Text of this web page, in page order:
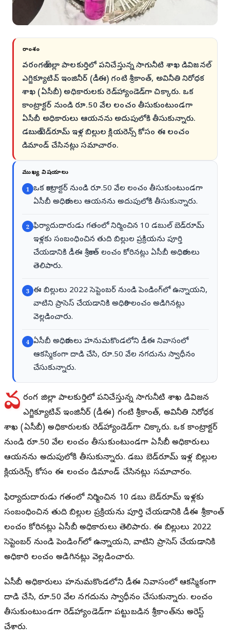
సారాంశం
వరంగల్ జిల్లా పాలకుర్తిలో పనిచేస్తున్న సాగునీటి శాఖ డివిజనల్
ఎగ్జిక్యూటివ్ ఇంజినీర్ (డీఈ) గంటి శ్రీకాంత్, అవినీతి నిరోధక
శాఖ (ఏసీబీ) అధికారులకు రెడ్‌హ్యాండెడ్‌గా చిక్కారు. ఒక
కాంట్రాక్టర్ నుండి రూ.50 వేల లంచం తీసుకుంటుండగా
ఏసీబీ అధికారులు ఆయనను అదుపులోకి తీసుకున్నారు.
డబుల్ బెడ్‌రూమ్ ఇళ్ల బిల్లుల క్లియరెన్స్ కోసం ఈ లంచం
డిమాండ్ చేసినట్లు సమాచారం.
ముఖ్య విషయాలు
1 ఒక కాంట్రాక్టర్ నుండి రూ.50 వేల లంచం తీసుకుంటుండగా
ఏసీబీ అధికారులు ఆయనను అదుపులోకి తీసుకున్నారు.
2 ఫిర్యాదుదారుడు గతంలో నిర్మించిన 10 డబుల్ బెడ్‌రూమ్
ఇళ్లకు సంబంధించిన తుది బిల్లుల ప్రక్రియను పూర్తి
చేయడానికి డీఈ శ్రీకాంత్ లంచం కోరినట్లు ఏసీబీ అధికారులు
తెలిపారు.
3 ఈ బిల్లులు 2022 సెప్టెంబర్ నుండి పెండింగ్‌లో ఉన్నాయని,
వాటిని ప్రాసెస్ చేయడానికి అధికారి లంచం అడిగినట్లు
వెల్లడించారు.
4 ఏసీబీ అధికారులు హనుమకొండలోని డీఈ నివాసంలో
ఆకస్మికంగా దాడి చేసి, రూ.50 వేల నగదును స్వాధీనం
చేసుకున్నారు.
వ రంగల్ జిల్లా పాలకుర్తిలో పనిచేస్తున్న సాగునీటి శాఖ డివిజనల్
ఎగ్జిక్యూటివ్ ఇంజినీర్ (డీఈ) గంటి శ్రీకాంత్, అవినీతి నిరోధక
శాఖ (ఏసీబీ) అధికారులకు రెడ్‌హ్యాండెడ్‌గా చిక్కారు. ఒక కాంట్రాక్టర్
నుండి రూ.50 వేల లంచం తీసుకుంటుండగా ఏసీబీ అధికారులు
ఆయనను అదుపులోకి తీసుకున్నారు. డబుల్ బెడ్‌రూమ్ ఇళ్ల బిల్లుల
క్లియరెన్స్ కోసం ఈ లంచం డిమాండ్ చేసినట్లు సమాచారం.
ఫిర్యాదుదారుడు గతంలో నిర్మించిన 10 డబుల్ బెడ్‌రూమ్ ఇళ్లకు
సంబంధించిన తుది బిల్లుల ప్రక్రియను పూర్తి చేయడానికి డీఈ శ్రీకాంత్
లంచం కోరినట్లు ఏసీబీ అధికారులు తెలిపారు. ఈ బిల్లులు 2022
సెప్టెంబర్ నుండి పెండింగ్‌లో ఉన్నాయని, వాటిని ప్రాసెస్ చేయడానికి
అధికారి లంచం అడిగినట్లు వెల్లడించారు.
ఏసీబీ అధికారులు హనుమకొండలోని డీఈ నివాసంలో ఆకస్మికంగా
దాడి చేసి, రూ.50 వేల నగదును స్వాధీనం చేసుకున్నారు. లంచం
తీసుకుంటుండగా రెడ్‌హ్యాండెడ్‌గా పట్టుబడిన శ్రీకాంత్‌ను అరెస్ట్
చేశారు.